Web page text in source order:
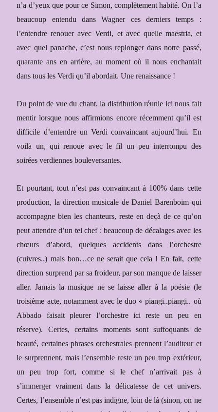
n’a d’yeux que pour ce Simon, complètement habité. On l’a
beaucoup entendu dans Wagner ces derniers temps :
l’entendre renouer avec Verdi, et avec quelle maestria, et
avec quel panache, c’est nous replonger dans notre passé,
quarante ans en arrière, au moment où il nous enchantait
dans tous les Verdi qu’il abordait. Une renaissance !
Du point de vue du chant, la distribution réunie ici nous fait
mentir lorsque nous affirmions encore récemment qu’il est
difficile d’entendre un Verdi convaincant aujourd’hui. En
voilà un, qui renoue avec le fil un peu interrompu des
soirées verdiennes bouleversantes.
Et pourtant, tout n’est pas convaincant à 100% dans cette
production, la direction musicale de Daniel Barenboim qui
accompagne bien les chanteurs, reste en deçà de ce qu’on
peut attendre d’un tel chef : beaucoup de décalages avec les
chœurs d’abord, quelques accidents dans l’orchestre
(cuivres..) mais bon…ce ne serait que cela ! En fait, cette
direction surprend par sa froideur, par son manque de laisser
aller. Jamais la musique ne se laisse aller à la poésie (le
troisième acte, notamment avec le duo « piangi..piangi.. où
Abbado faisait pleurer l’orchestre ici reste un peu en
réserve). Certes, certains moments sont suffoquants de
beauté, certaines phrases orchestrales prennent l’auditeur et
le surprennent, mais l’ensemble reste un peu trop extérieur,
un peu trop fort, comme si le chef n’arrivait pas à
s’immerger vraiment dans la délicatesse de cet univers.
Certes, l’ensemble n’est pas indigne, loin de là (sinon, on ne